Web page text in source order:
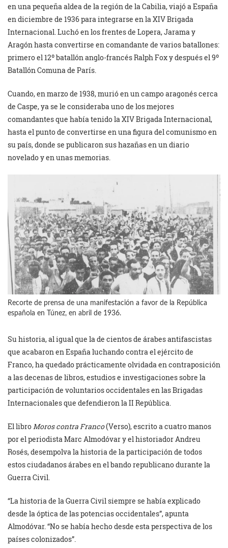
en una pequeña aldea de la región de la Cabilia, viajó a España
en diciembre de 1936 para integrarse en la XIV Brigada
Internacional. Luchó en los frentes de Lopera, Jarama y
Aragón hasta convertirse en comandante de varios batallones:
primero el 12º batallón anglo-francés Ralph Fox y después el 9º
Batallón Comuna de París.
Cuando, en marzo de 1938, murió en un campo aragonés cerca
de Caspe, ya se le consideraba uno de los mejores
comandantes que había tenido la XIV Brigada Internacional,
hasta el punto de convertirse en una figura del comunismo en
su país, donde se publicaron sus hazañas en un diario
novelado y en unas memorias.
Recorte de prensa de una manifestación a favor de la República
española en Túnez, en abril de 1936.
Su historia, al igual que la de cientos de árabes antifascistas
que acabaron en España luchando contra el ejército de
Franco, ha quedado prácticamente olvidada en contraposición
a las decenas de libros, estudios e investigaciones sobre la
participación de voluntarios occidentales en las Brigadas
Internacionales que defendieron la II República.
El libroMoros contra Franco(Verso), escrito a cuatro manos
por el periodista Marc Almodóvar y el historiador Andreu
Rosés, desempolva la historia de la participación de todos
estos ciudadanos árabes en el bando republicano durante la
Guerra Civil.
“La historia de la Guerra Civil siempre se había explicado
desde la óptica de las potencias occidentales”, apunta
Almodóvar. “No se había hecho desde esta perspectiva de los
países colonizados”.